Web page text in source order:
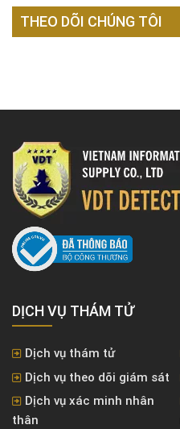
THEO DÕI CHÚNG TÔI
DỊCH VỤ THÁM TỬ
Dịch vụ thám tử
Dịch vụ theo dõi giám sát
Dịch vụ xác minh nhân
thân